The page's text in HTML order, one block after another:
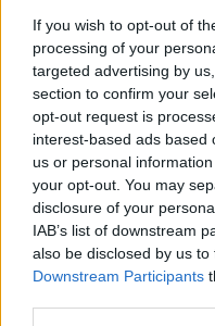
If you wish to opt-out of
processing of your
targeted advertising by
section to confirm your
opt-out request is
interest-based ads based
us or personal
your opt-out. You may
disclosure of your
IAB’s list of downstream
also be disclosed by us
Downstream Participants